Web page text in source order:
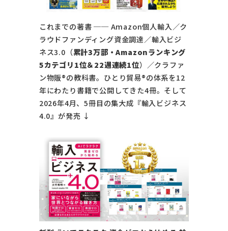
これまでの著書 ── Amazon個人輸入／ク
ラウドファンディング資金調達／輸入ビジ
ネス3.0（累計3万部・Amazonランキング
5カテゴリ1位＆22週連続1位）／クラファ
ン物販®の教科書。ひとり貿易®の体系を12
年にわたり書籍で公開してきた4冊。そして
2026年4月、5冊目の集大成『輸入ビジネス
4.0』が発売 ↓